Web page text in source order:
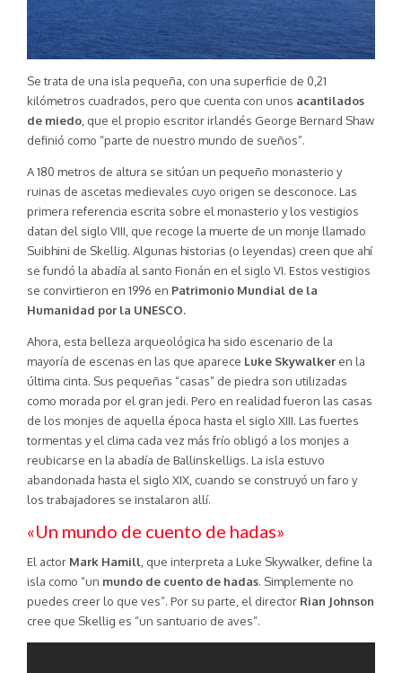
Se trata de una isla pequeña, con una superficie de 0,21
kilómetros cuadrados, pero que cuenta con unos acantilados
de miedo, que el propio escritor irlandés George Bernard Shaw
definió como “parte de nuestro mundo de sueños”.
A 180 metros de altura se sitúan un pequeño monasterio y
ruinas de ascetas medievales cuyo origen se desconoce. Las
primera referencia escrita sobre el monasterio y los vestigios
datan del siglo VIII, que recoge la muerte de un monje llamado
Suibhini de Skellig. Algunas historias (o leyendas) creen que ahí
se fundó la abadía al santo Fionán en el siglo VI. Estos vestigios
se convirtieron en 1996 en Patrimonio Mundial de la
Humanidad por la UNESCO.
Ahora, esta belleza arqueológica ha sido escenario de la
mayoría de escenas en las que aparece Luke Skywalker en la
última cinta. Sus pequeñas “casas” de piedra son utilizadas
como morada por el gran jedi. Pero en realidad fueron las casas
de los monjes de aquella época hasta el siglo XIII. Las fuertes
tormentas y el clima cada vez más frío obligó a los monjes a
reubicarse en la abadía de Ballinskelligs. La isla estuvo
abandonada hasta el siglo XIX, cuando se construyó un faro y
los trabajadores se instalaron allí.
«Un mundo de cuento de hadas»
El actor Mark Hamill, que interpreta a Luke Skywalker, define la
isla como “un mundo de cuento de hadas. Simplemente no
puedes creer lo que ves”. Por su parte, el director Rian Johnson
cree que Skellig es “un santuario de aves”.